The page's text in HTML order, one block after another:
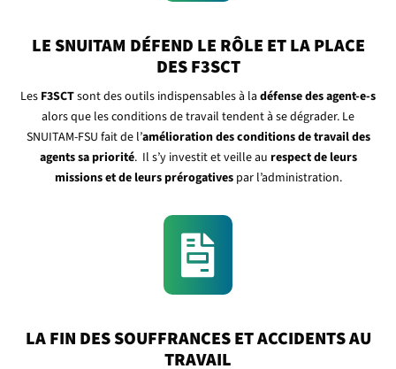
LE SNUITAM DÉFEND LE RÔLE ET LA PLACE
DES F3SCT
Les F3SCTsont des outils indispensables à la défense des agent-e-s
alors que les conditions de travail tendent à se dégrader. Le
SNUITAM-FSU fait de l’amélioration des conditions de travail des
agents sa priorité. Il s’y investit et veille au respect de leurs
missions et de leurs prérogativespar l’administration.

LA FIN DES SOUFFRANCES ET ACCIDENTS AU
TRAVAIL